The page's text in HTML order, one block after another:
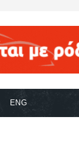
ENG